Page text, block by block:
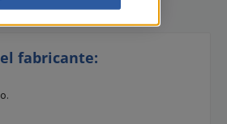
fabricante: